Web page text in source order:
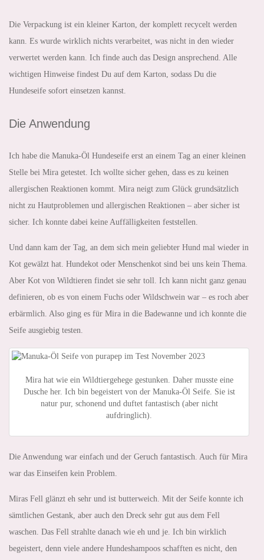
Die Verpackung ist ein kleiner Karton, der komplett recycelt werden
kann. Es wurde wirklich nichts verarbeitet, was nicht in den wieder
verwertet werden kann. Ich finde auch das Design ansprechend. Alle
wichtigen Hinweise findest Du auf dem Karton, sodass Du die
Hundeseife sofort einsetzen kannst.
Die Anwendung
Ich habe die Manuka-Öl Hundeseife erst an einem Tag an einer kleinen
Stelle bei Mira getestet. Ich wollte sicher gehen, dass es zu keinen
allergischen Reaktionen kommt. Mira neigt zum Glück grundsätzlich
nicht zu Hautproblemen und allergischen Reaktionen – aber sicher ist
sicher. Ich konnte dabei keine Auffälligkeiten feststellen.
Und dann kam der Tag, an dem sich mein geliebter Hund mal wieder in
Kot gewälzt hat. Hundekot oder Menschenkot sind bei uns kein Thema.
Aber Kot von Wildtieren findet sie sehr toll. Ich kann nicht ganz genau
definieren, ob es von einem Fuchs oder Wildschwein war – es roch aber
erbärmlich. Also ging es für Mira in die Badewanne und ich konnte die
Seife ausgiebig testen.
Mira hat wie ein Wildtiergehege gestunken. Daher musste eine
Dusche her. Ich bin begeistert von der Manuka-Öl Seife. Sie ist
natur pur, schonend und duftet fantastisch (aber nicht
aufdringlich).
Die Anwendung war einfach und der Geruch fantastisch. Auch für Mira
war das Einseifen kein Problem.
Miras Fell glänzt eh sehr und ist butterweich. Mit der Seife konnte ich
sämtlichen Gestank, aber auch den Dreck sehr gut aus dem Fell
waschen. Das Fell strahlte danach wie eh und je. Ich bin wirklich
begeistert, denn viele andere Hundeshampoos schafften es nicht, den